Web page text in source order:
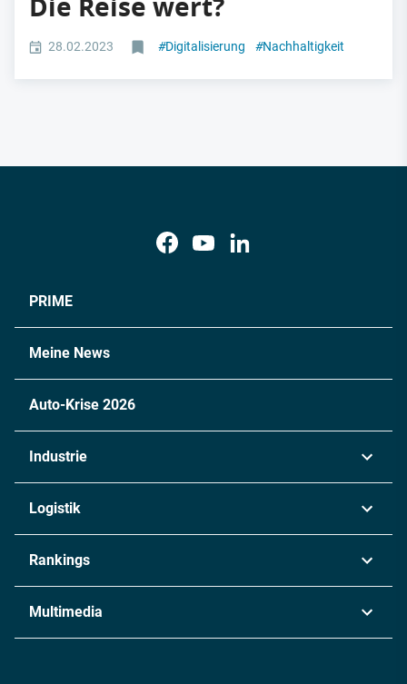
28.02.2023 #Digitalisierung #Nachhaltigkeit
PRIME
Meine News
Auto-Krise 2026
Industrie
Chemie
Metall
Energie
Logistik
Rankings
Multimedia